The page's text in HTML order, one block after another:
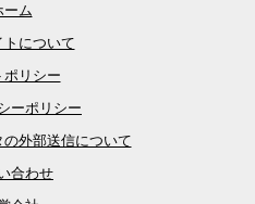
ーム
トについて
ポリシー
ーポリシー
外部送信について
合わせ